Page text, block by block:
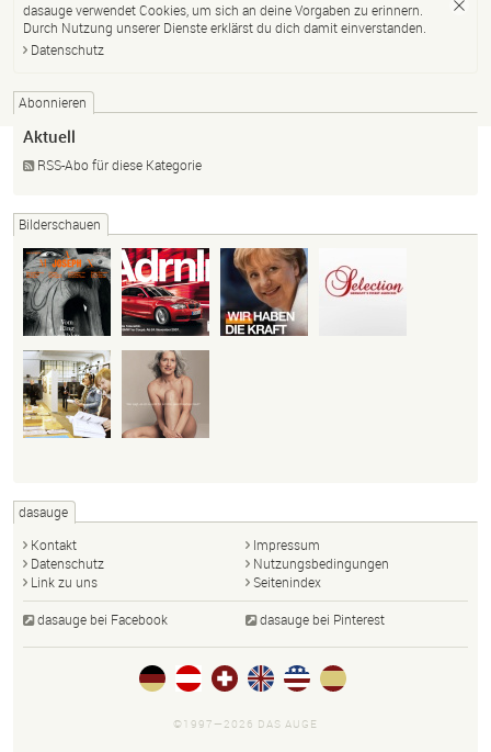
dasauge verwendet Cookies, um sich an deine Vorgaben zu erinnern.
Durch Nutzung unserer Dienste erklärst du dich damit einverstanden.
Datenschutz
Abonnieren
Aktuell
RSS-Abo für diese Kategorie
Bilderschauen
dasauge
Kontakt
Impressum
Datenschutz
Nutzungsbedingungen
Link zu uns
Seitenindex
dasauge bei Facebook dasauge bei Pinterest
©1997—2026 DAS AUGE